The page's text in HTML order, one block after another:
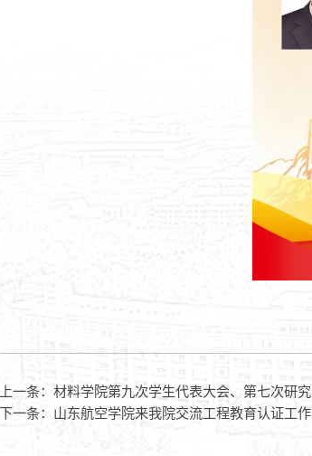
上一条： 材料学院第九次学生代表大会、第七次研
下一条： 山东航空学院来我院交流工程教育认证工作